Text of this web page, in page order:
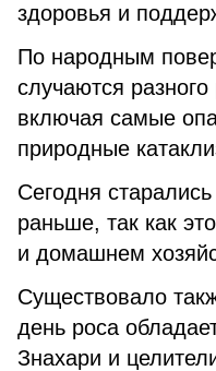
здоровья и
По народным
случаются
включая самые
природные
Сегодня
раньше, так как
и домашнем
Существовало
день роса
Знахари и